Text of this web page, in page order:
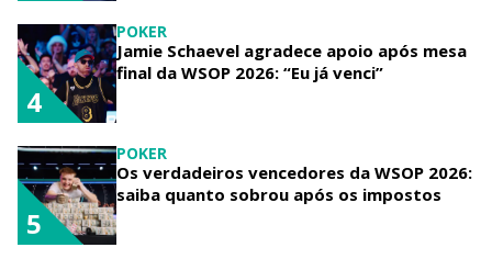
POKER
Jamie Schaevel agradece apoio após mesa
final da WSOP 2026: “Eu já venci”
4
POKER
Os verdadeiros vencedores da WSOP 2026:
saiba quanto sobrou após os impostos
5